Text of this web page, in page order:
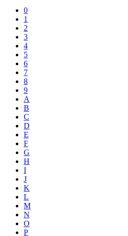
0
1
2
3
4
5
6
7
8
9
A
B
C
D
E
F
G
H
I
J
K
L
M
N
O
P